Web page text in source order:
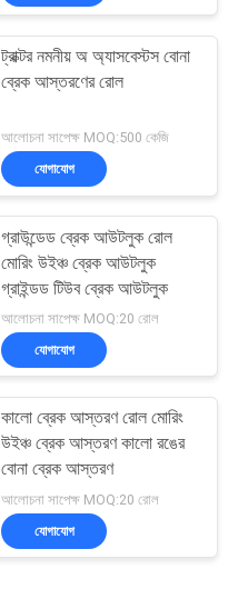
ট্রাক্টর নমনীয় অ অ্যাসবেস্টস বোনা
ব্রেক আস্তরণের রোল
আলোচনা সাপেক্ষ MOQ:500 কেজি
যোগাযোগ
গ্রাউন্ডেড ব্রেক আউটলুক রোল
মোরিং উইঞ্চ ব্রেক আউটলুক
গ্রাইন্ডড টিউব ব্রেক আউটলুক
আলোচনা সাপেক্ষ MOQ:20 রোল
যোগাযোগ
কালো ব্রেক আস্তরণ রোল মোরিং
উইঞ্চ ব্রেক আস্তরণ কালো রঙের
বোনা ব্রেক আস্তরণ
আলোচনা সাপেক্ষ MOQ:20 রোল
যোগাযোগ